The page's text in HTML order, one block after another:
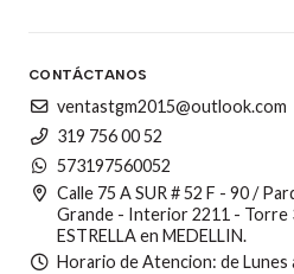
CONTÁCTANOS
ventastgm2015@outlook.com
319 756 00 52
573197560052
Calle 75 A SUR # 52 F - 90 /
Grande - Interior 2211 - Torre
ESTRELLA en MEDELLIN.
Horario de Atencion: de Lunes